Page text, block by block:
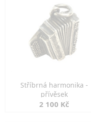
Stříbrná harmonika -
přívěsek
2 100 Kč